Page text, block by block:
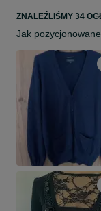
ZNALEŹLIŚMY 34
Jak